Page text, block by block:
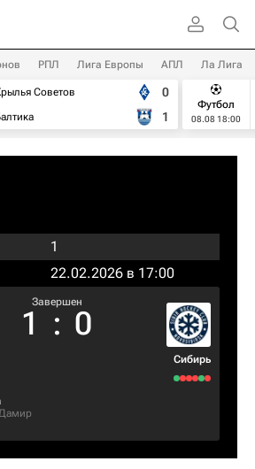
РПЛ Лига Европы АПЛ Ла Лига
Советов
0
1
Футбол
08.08 18:00
1
22.02.2026 в 17:00
Завершен
1 : 0
Сибирь